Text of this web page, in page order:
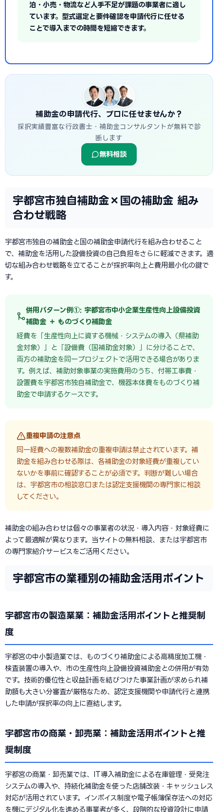
泊・小売・物流など人手不足が課題の事業者に適し
ています。型式選定と要件確認を申請代行に任せる
ことで導入までの時間を短縮できます。
補助金の申請代行、プロに任せませんか？
採択実績豊富な行政書士・補助金コンサルタントが無料で診
断します
無料相談
宇都宮市独自補助金×国の補助金 組み
合わせ戦略
宇都宮市独自の補助金と国の補助金申請代行を組み合わせること
で、補助金を活用した設備投資の自己負担をさらに軽減できます。適
切な組み合わせ戦略を立てることが採択率向上と費用最小化の鍵で
す。
併用パターン例①: 宇都宮市中小企業生産性向上設備投資
補助金 ＋ ものづくり補助金
経費を「生産性向上に資する機械・システムの導入（県補助
金対象）」と「設備費（国補助金対象）」に分けることで、
両方の補助金を同一プロジェクトで活用できる場合がありま
す。例えば、補助対象事業の実施費用のうち、付帯工事費・
設置費を宇都宮市独自補助金で、機器本体費をものづくり補
助金で申請するケースです。
重複申請の注意点
同一経費への複数補助金の重複申請は禁止されています。補
助金を組み合わせる際は、各補助金の対象経費が重複してい
ないかを事前に確認することが必須です。判断が難しい場合
は、宇都宮市の相談窓口または認定支援機関の専門家に相談
してください。
補助金の組み合わせは個々の事業者の状況・導入内容・対象経費に
よって最適解が異なります。当サイトの無料相談、または宇都宮市
の専門家紹介サービスをご活用ください。
宇都宮市の業種別の補助金活用ポイント
宇都宮市の製造業業：補助金活用ポイントと推奨制
度
宇都宮の中小製造業では、ものづくり補助金による高精度加工機・
検査装置の導入や、市の生産性向上設備投資補助金との併用が有効
です。技術的優位性と収益計画を結びつけた事業計画が求められ補
助額も大きい分審査が厳格なため、認定支援機関や申請代行と連携
した申請が採択率の向上に直結します。
宇都宮市の商業・卸売業：補助金活用ポイントと推
奨制度
宇都宮の商業・卸売業では、IT導入補助金による在庫管理・受発注
システムの導入や、持続化補助金を使った店舗改装・キャッシュレス
対応が活用されています。インボイス制度や電子帳簿保存法への対応
を機にデジタル化を進める事業者が多く、段階的な投資設計に申請